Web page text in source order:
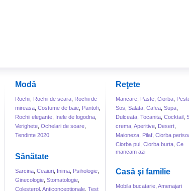
Modă
Rochii Rochii de seara Rochii de
mireasa Costume de baie Pantofi
Rochii elegante Inele de logodna
Verighete Ochelari de soare
Tendinte 2020
Sănătate
Sarcina Ceaiuri Inima Psihologie
Ginecologie Stomatologie
Colesterol Anticonceptionale Test
Reţete
Mancare Paste Ciorba
Sos Salata Cafea Supa
Dulceata Tocanita Cocktail
crema Aperitive Desert
Maioneza Pilaf Ciorba
Ciorba pui Ciorba burta Ce
mancam azi
Casă şi familie
Mobila bucatarie Amenajari